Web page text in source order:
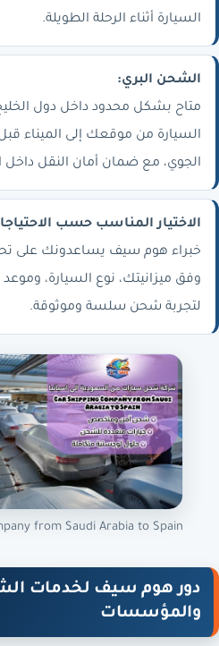
السيارة أثناء الرحلة الطويلة.
الشحن البري:
متاح بشكل محدود داخل دول
السيارة من موقعك إلى الميناء
الجوي، مع ضمان أمان النقل داخل
الاختيار المناسب حسب
خبراء هوم سيف يساعدونك على
وفق ميزانيتك، نوع السيارة،
لتجربة شحن سلسة وموثوقة.
from Saudi Arabia to Spain
دور هوم سيف لخدمات
والمؤسسات